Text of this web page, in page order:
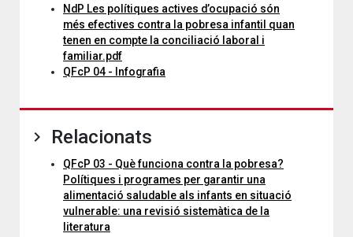
NdP Les polítiques actives d’ocupació són
més efectives contra la pobresa infantil quan
tenen en compte la conciliació laboral i
familiar.pdf
QFcP 04 - Infografia
Relacionats
QFcP 03 - Què funciona contra la pobresa?
Polítiques i programes per garantir una
alimentació saludable als infants en situació
vulnerable: una revisió sistemàtica de la
literatura